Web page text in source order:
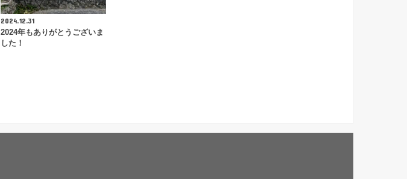
2024.12.31
2024年もありがとうございま
した！